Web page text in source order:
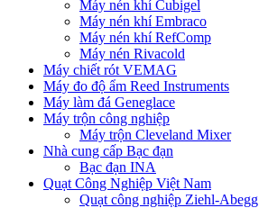
Máy nén khí Cubigel
Máy nén khí Embraco
Máy nén khí RefComp
Máy nén Rivacold
Máy chiết rót VEMAG
Máy đo độ ẩm Reed Instruments
Máy làm đá Geneglace
Máy trộn công nghiệp
Máy trộn Cleveland Mixer
Nhà cung cấp Bạc đạn
Bạc đạn INA
Quạt Công Nghiệp Việt Nam
Quạt công nghiệp Ziehl-Abegg